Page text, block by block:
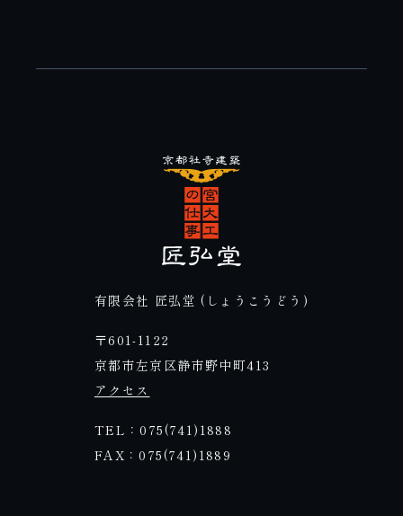
有限会社 匠弘堂 (しょうこうどう)
〒601-1122
京都市左京区静市野中町413
アクセス
TEL：075(741)1888
FAX：075(741)1889